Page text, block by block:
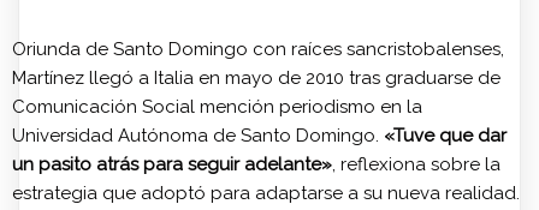
Oriunda de Santo Domingo con raíces sancristobalenses,
Martínez llegó a Italia en mayo de 2010 tras graduarse de
Comunicación Social mención periodismo en la
Universidad Autónoma de Santo Domingo. «Tuve que dar
un pasito atrás para seguir adelante», reflexiona sobre la
estrategia que adoptó para adaptarse a su nueva realidad.